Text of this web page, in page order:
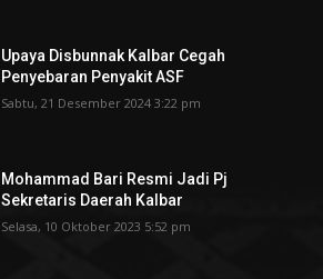
Upaya Disbunnak Kalbar Cegah
Penyebaran Penyakit ASF
Sabtu, 21 Desember 2024 3:22 pm
Mohammad Bari Resmi Jadi Pj
Sekretaris Daerah Kalbar
Selasa, 10 Oktober 2023 5:52 pm